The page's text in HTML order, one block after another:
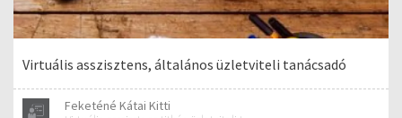
Virtuális asszisztens, általános üzletviteli tanácsadó
Feketéné Kátai Kitti